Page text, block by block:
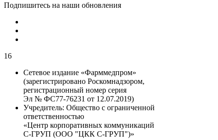
Подпишитесь на наши обновления
16
Сетевое издание «Фарммедпром»
(зарегистрировано Роскомнадзором,
регистрационный номер серия
Эл № ФС77-76231 от 12.07.2019)
Учредитель: Общество с ограниченной
ответственностью
«Центр корпоративных коммуникаций
С-ГРУП (ООО "ЦКК С-ГРУП")»